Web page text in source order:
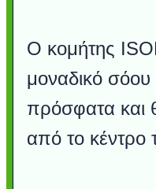
O κομήτης
μοναδικό
πρόσφατα και
από το κέντρο